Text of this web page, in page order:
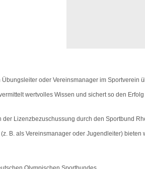
oder Vereinsmanager im Sportverein
wertvolles Wissen und sichert so den
Lizenzbezuschussung durch den Sportbund
B. als Vereinsmanager oder Jugendleiter)